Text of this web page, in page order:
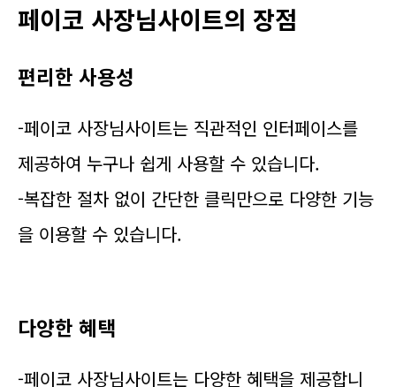
페이코 사장님사이트의 장점
편리한 사용성
-페이코 사장님사이트는 직관적인 인터페이스를
제공하여 누구나 쉽게 사용할 수 있습니다.
-복잡한 절차 없이 간단한 클릭만으로 다양한 기능
을 이용할 수 있습니다.
다양한 혜택
-페이코 사장님사이트는 다양한 혜택을 제공합니